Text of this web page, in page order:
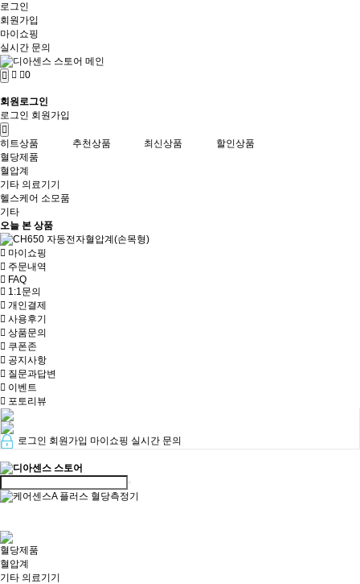
로그인
회원가입
마이쇼핑
실시간 문의
0
회원로그인
로그인 회원가입
히트상품 추천상품 최신상품
할인상품
혈당제품
혈압계
기타 의료기기
헬스케어 소모품
기타
오늘 본 상품
마이쇼핑
주문내역
FAQ
1:1문의
개인결제
사용후기
상품문의
쿠폰존
공지사항
질문과답변
이벤트
포토리뷰
로그인 회원가입 마이쇼핑 실시간 문의
혈당제품
혈압계
기타 의료기기